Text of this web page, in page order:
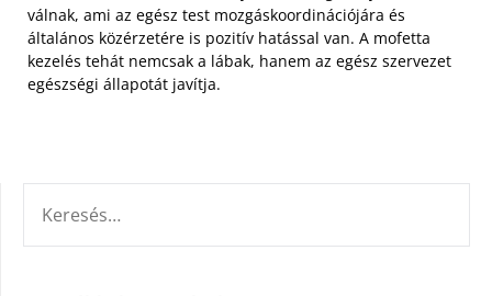
válnak, ami az egész test mozgáskoordinációjára és
általános közérzetére is pozitív hatással van. A mofetta
kezelés tehát nemcsak a lábak, hanem az egész szervezet
egészségi állapotát javítja.